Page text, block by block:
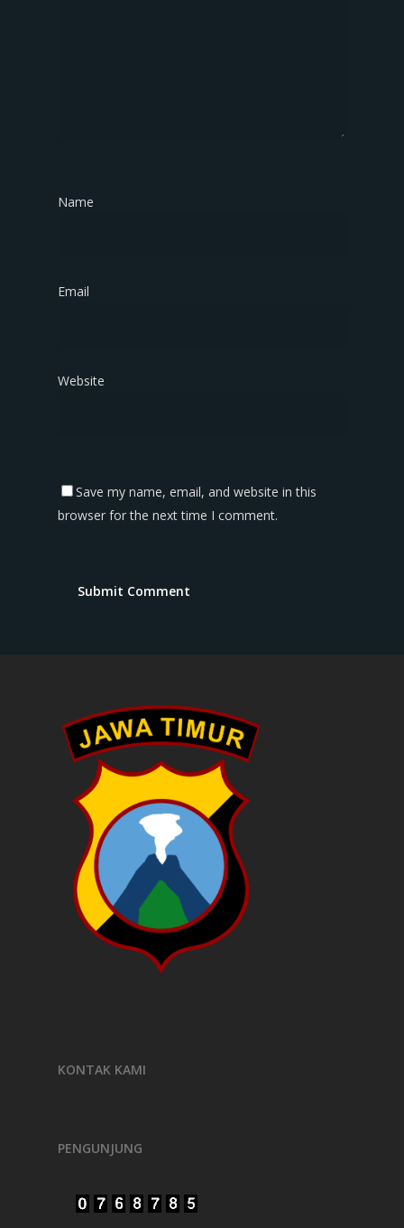
Name
Email
Website
Save my name, email, and website in this
browser for the next time I comment.
KONTAK KAMI
PENGUNJUNG